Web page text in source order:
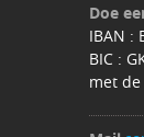
Doe
IBAN :
BIC :
met de